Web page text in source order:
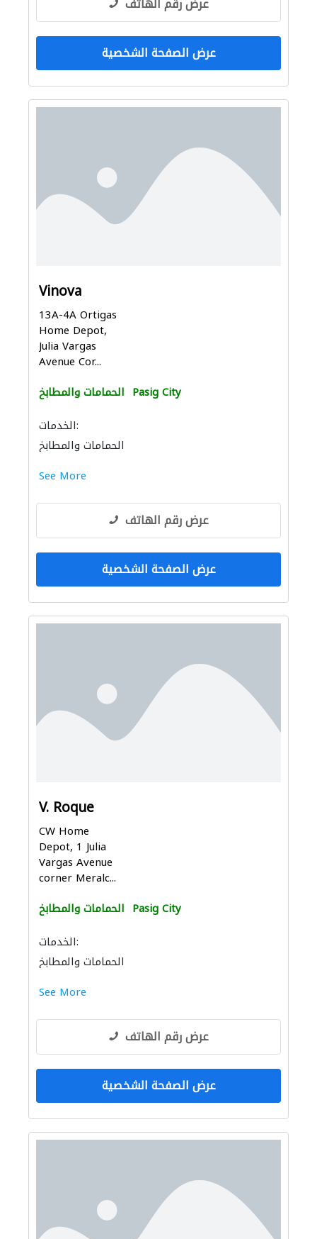
عرض الصفحة الشخصية
Vinova
13A-4A Ortigas
Home Depot,
Julia Vargas
Avenue Cor...
الحمامات والمطابخ Pasig City
الخدمات:
الحمامات والمطابخ
See More
عرض رقم الهاتف
عرض الصفحة الشخصية
V. Roque
CW Home
Depot, 1 Julia
Vargas Avenue
corner Meralc...
الحمامات والمطابخ Pasig City
الخدمات:
الحمامات والمطابخ
See More
عرض رقم الهاتف
عرض الصفحة الشخصية